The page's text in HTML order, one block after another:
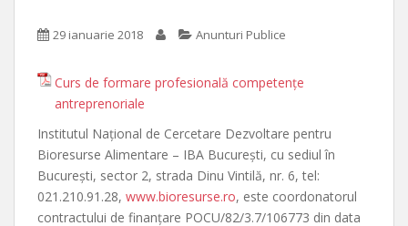
29 ianuarie 2018 Anunturi Publice
Curs de formare profesională competențe
antreprenoriale
Institutul Național de Cercetare Dezvoltare pentru
Bioresurse Alimentare – IBA București, cu sediul în
București, sector 2, strada Dinu Vintilă, nr. 6, tel:
021.210.91.28, www.bioresurse.ro, este coordonatorul
contractului de finanțare POCU/82/3.7/106773 din data